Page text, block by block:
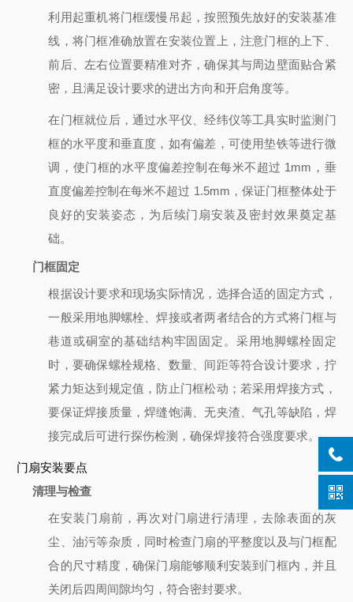
利用起重机将门框缓慢吊起，按照预先放好的安装基准
线，将门框准确放置在安装位置上，注意门框的上下、
前后、左右位置要精准对齐，确保其与周边壁面贴合紧
密，且满足设计要求的进出方向和开启角度等。
在门框就位后，通过水平仪、经纬仪等工具实时监测门
框的水平度和垂直度，如有偏差，可使用垫铁等进行微
调，使门框的水平度偏差控制在每米不超过 1mm，垂
直度偏差控制在每米不超过 1.5mm，保证门框整体处于
良好的安装姿态，为后续门扇安装及密封效果奠定基
础。
门框固定
根据设计要求和现场实际情况，选择合适的固定方式，
一般采用地脚螺栓、焊接或者两者结合的方式将门框与
巷道或硐室的基础结构牢固固定。采用地脚螺栓固定
时，要确保螺栓规格、数量、间距等符合设计要求，拧
紧力矩达到规定值，防止门框松动；若采用焊接方式，
要保证焊接质量，焊缝饱满、无夹渣、气孔等缺陷，焊
接完成后可进行探伤检测，确保焊接符合强度要求。
门扇安装要点
清理与检查
在安装门扇前，再次对门扇进行清理，去除表面的灰
尘、油污等杂质，同时检查门扇的平整度以及与门框配
合的尺寸精度，确保门扇能够顺利安装到门框内，并且
关闭后四周间隙均匀，符合密封要求。